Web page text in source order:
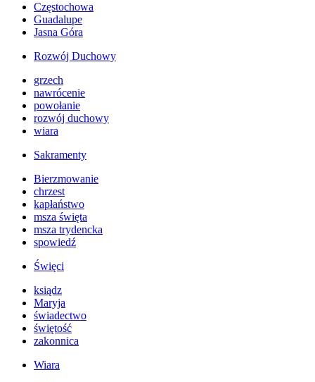
Częstochowa
Guadalupe
Jasna Góra
Rozwój Duchowy
grzech
nawrócenie
powołanie
rozwój duchowy
wiara
Sakramenty
Bierzmowanie
chrzest
kapłaństwo
msza święta
msza trydencka
spowiedź
Święci
ksiądz
Maryja
świadectwo
świętość
zakonnica
Wiara